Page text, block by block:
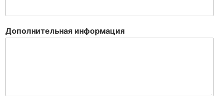
Дополнительная информация